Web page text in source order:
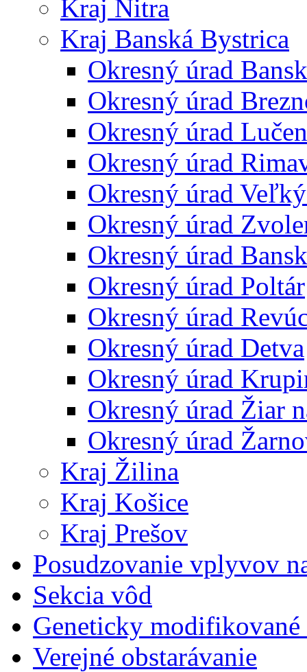
Kraj Nitra
Kraj Banská Bystrica
Okresný úrad
Okresný úrad
Okresný úrad
Okresný úrad
Okresný úrad
Okresný úrad
Okresný úrad
Okresný úrad Poltár
Okresný úrad
Okresný úrad Detva
Okresný úrad
Okresný úrad Žiar
Okresný úrad
Kraj Žilina
Kraj Košice
Kraj Prešov
Posudzovanie vplyvov
Sekcia vôd
Geneticky
Verejné obstarávanie